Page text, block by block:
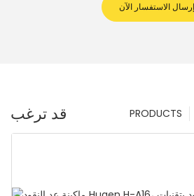
إرسال الاستفسار الآن
قد ترغب PRODUCTS